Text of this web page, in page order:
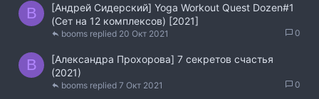
B
[Андрей Сидерский] Yoga Workout Quest Dozen#1
(Сет на 12 комплексов) [2021]
0
20 Окт 2021
booms
B
[Александра Прохорова] 7 секретов счастья
(2021)
0
7 Окт 2021
booms